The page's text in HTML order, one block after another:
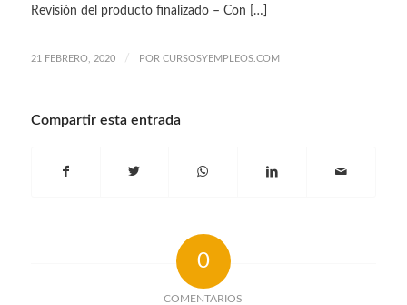
Revisión del producto finalizado – Con […]
21 FEBRERO, 2020 / POR CURSOSYEMPLEOS.COM
Compartir esta entrada
0
COMENTARIOS